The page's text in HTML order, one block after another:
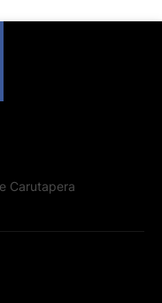
Carutapera